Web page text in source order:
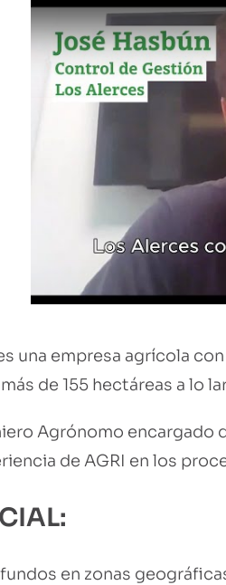
una empresa agrícola
de 155 hectáreas a lo
Agrónomo encargado
de AGRI en los
en zonas